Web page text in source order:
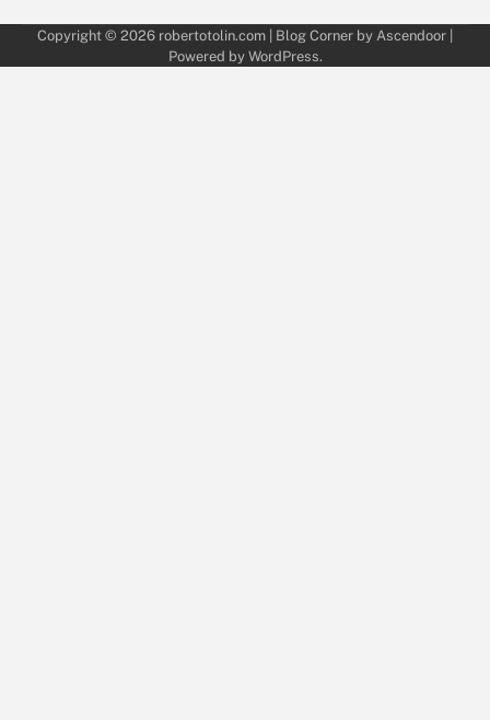
Copyright © 2026 robertotolin.com | Blog Corner by Ascendoor
Powered by WordPress.